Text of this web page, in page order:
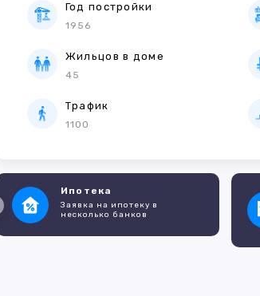
Год постройки
1956
Жильцов в доме
45
Трафик
1100
Ипотека
Заявка на ипотеку в
несколько банков